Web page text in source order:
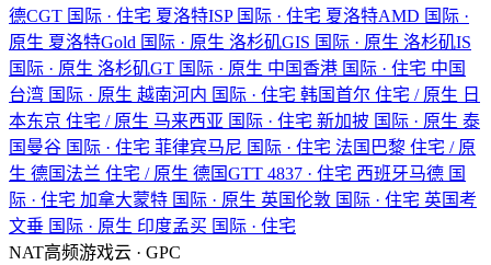
德CGT 国际 · 住宅 夏洛特ISP 国际 · 住宅 夏洛特AMD 国际 ·
原生 夏洛特Gold 国际 · 原生 洛杉矶GIS 国际 · 原生 洛杉矶IS
国际 · 原生 洛杉矶GT 国际 · 原生 中国香港 国际 · 住宅 中国
台湾 国际 · 原生 越南河内 国际 · 住宅 韩国首尔 住宅 / 原生 日
本东京 住宅 / 原生 马来西亚 国际 · 住宅 新加披 国际 · 原生 泰
国曼谷 国际 · 住宅 菲律宾马尼 国际 · 住宅 法国巴黎 住宅 / 原
生 德国法兰 住宅 / 原生 德国GTT 4837 · 住宅 西班牙马德 国
际 · 住宅 加拿大蒙特 国际 · 原生 英国伦敦 国际 · 住宅 英国考
文垂 国际 · 原生 印度孟买 国际 · 住宅
NAT高频游戏云 · GPC